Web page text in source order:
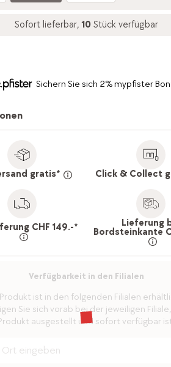
Sofort lieferbar,10 Stück verfügbar
Sichern Sie sich 2% mypfister
gratis* Click & Collect
CHF 149.-* Lieferung
Bordsteinkante
Verfügbarkeit in den Filialen
ist in den folgenden Filialen
Sie sich vorab bei der jeweiligen
ausgestellt und sofort verfügbar